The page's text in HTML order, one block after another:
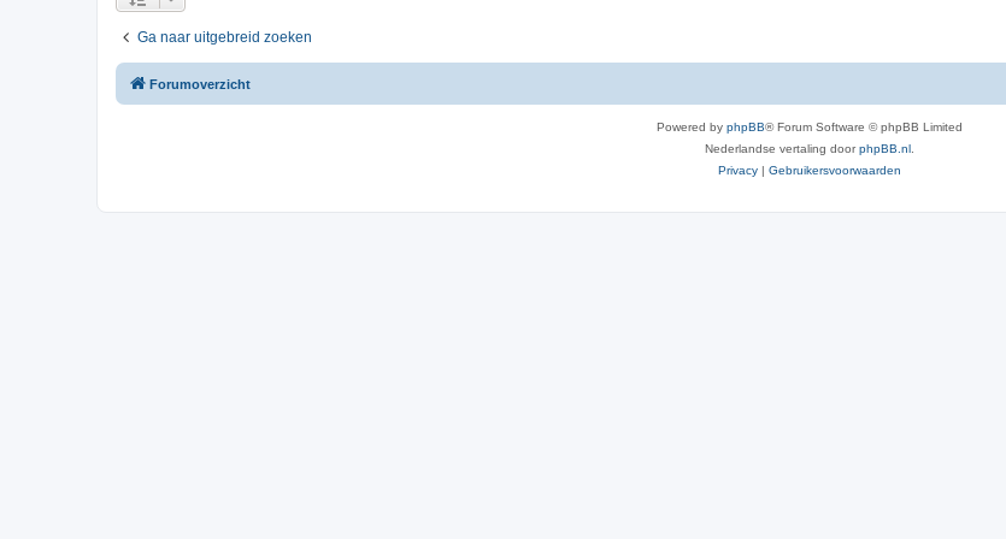
Ga naar uitgebreid zoeken
Forumoverzicht
Powered by phpBB® Forum Software © phpBB Limited
Nederlandse vertaling doorphpBB.nl
Privacy | Gebruikersvoorwaarden